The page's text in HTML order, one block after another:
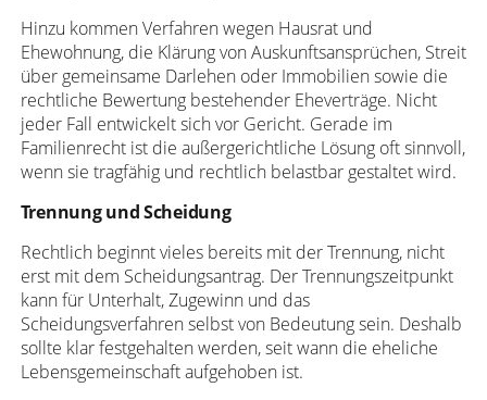
Hinzu kommen Verfahren wegen Hausrat und
Ehewohnung, die Klärung von Auskunftsansprüchen, Streit
über gemeinsame Darlehen oder Immobilien sowie die
rechtliche Bewertung bestehender Eheverträge. Nicht
jeder Fall entwickelt sich vor Gericht. Gerade im
Familienrecht ist die außergerichtliche Lösung oft sinnvoll,
wenn sie tragfähig und rechtlich belastbar gestaltet wird.
Trennung und Scheidung
Rechtlich beginnt vieles bereits mit der Trennung, nicht
erst mit dem Scheidungsantrag. Der Trennungszeitpunkt
kann für Unterhalt, Zugewinn und das
Scheidungsverfahren selbst von Bedeutung sein. Deshalb
sollte klar festgehalten werden, seit wann die eheliche
Lebensgemeinschaft aufgehoben ist.